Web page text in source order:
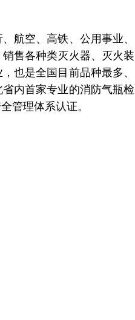
航空、高铁、公用事业、
售各种类灭火器、灭火装
也是全国目前品种最多、
内首家专业的消防气瓶检
管理体系认证。